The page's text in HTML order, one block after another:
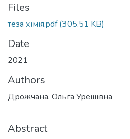
Files
теза хімія.pdf(305.51 KB)
Date
2021
Authors
Дрожчана, Ольга Урешівна
Abstract